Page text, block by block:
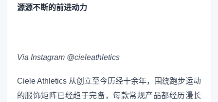
源源不断的前进动力
Via Instagram @cieleathletics
Ciele Athletics 从创立至今历经十余年，围绕跑步运动
的服饰矩阵已经趋于完备，每款常规产品都经历漫长